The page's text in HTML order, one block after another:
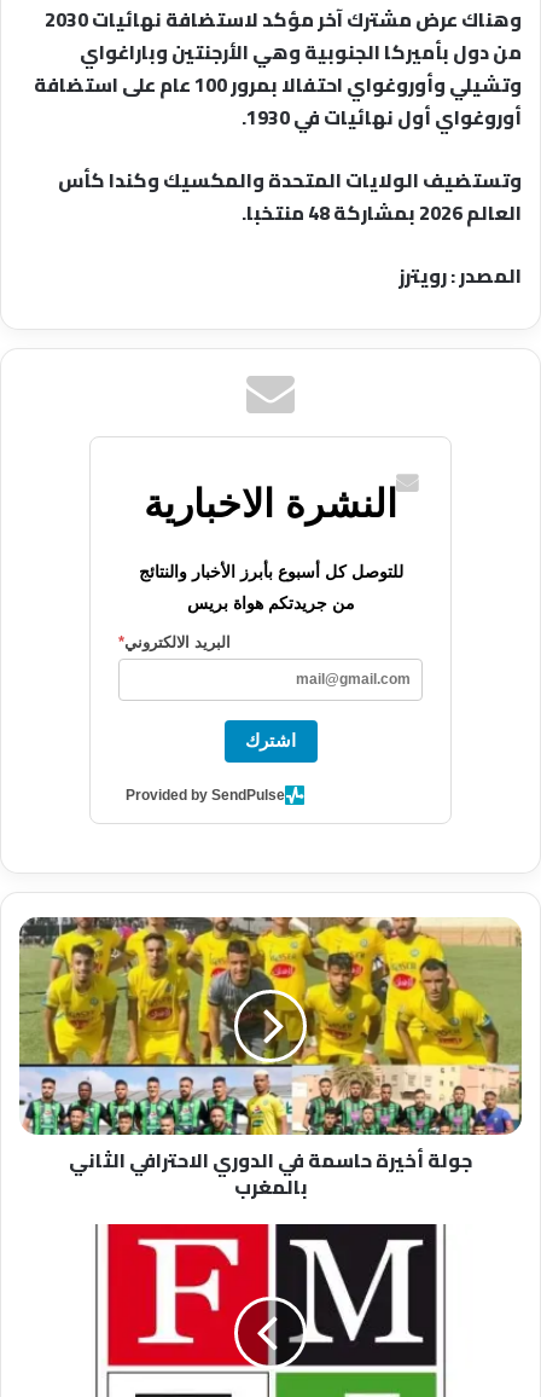
وهناك عرض مشترك آخر مؤكد لاستضافة نهائيات 2030
من دول بأميركا الجنوبية وهي الأرجنتين وباراغواي
وتشيلي وأوروغواي احتفالا بمرور 100 عام على استضافة
أوروغواي أول نهائيات في 1930.
وتستضيف الولايات المتحدة والمكسيك وكندا كأس
العالم 2026 بمشاركة 48 منتخبا.
المصدر : رويترز
النشرة الاخبارية
للتوصل كل أسبوع بأبرز الأخبار والنتائج
من جريدتكم هواة بريس
البريد الالكتروني*
اشترك
Provided by SendPulse
جولة
الدوري
الاحترافي
الثاني
بالمغرب
جولة أخيرة حاسمة في الدوري الاحترافي الثاني
بالمغرب